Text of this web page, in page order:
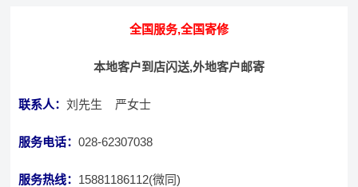
全国服务,全国寄修
本地客户到店闪送,外地客户邮寄
联系人：刘先生 严女士
服务电话：028-62307038
服务热线： 15881186112(微同)